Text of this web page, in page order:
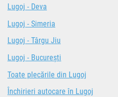
Lugoj - Deva
Lugoj - Simeria
Lugoj - Târgu Jiu
Lugoj - București
Toate plecările din Lugoj
Închirieri autocare în Lugoj